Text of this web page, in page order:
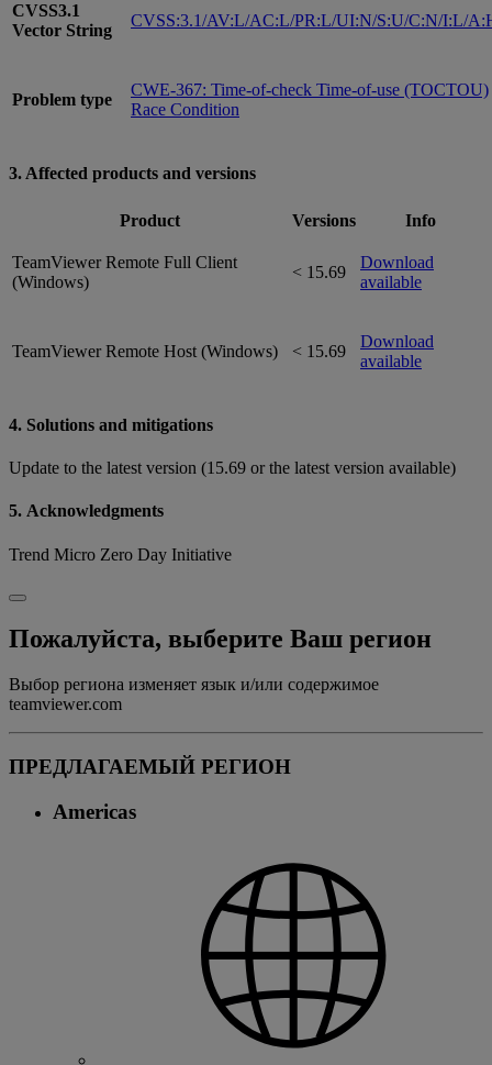
CVSS3.1
Vector String
CVSS:3.1/AV:L/AC:L/PR:L/UI:N/S:U/C:N/I:L/
Problem type
CWE-367: Time-of-check Time-of-use (TOCTOU)
Race Condition
3. Affected products and versions
Product Versions Info
TeamViewer Remote Full Client
(Windows)
< 15.69
Download
available
TeamViewer Remote Host (Windows) < 15.69
Download
available
4. Solutions and mitigations
Update to the latest version (15.69 or the latest version available)
5. Acknowledgments
Trend Micro Zero Day Initiative
Пожалуйста, выберите Ваш регион
Выбор региона изменяет язык и/или содержимое
teamviewer.com
ПРЕДЛАГАЕМЫЙ РЕГИОН
Americas